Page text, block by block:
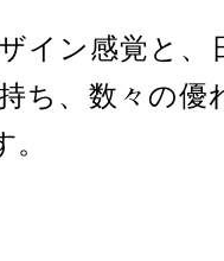
イン感覚と、
ち、数々の優